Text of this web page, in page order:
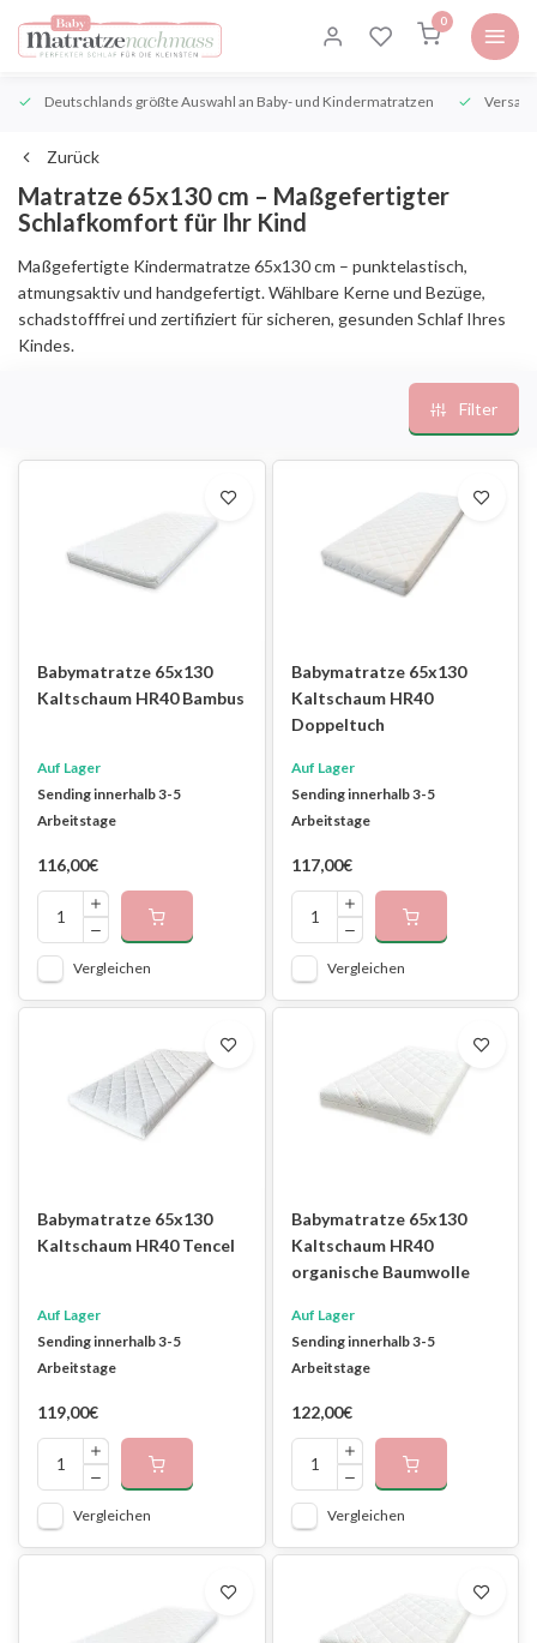
0
Deutschlands größte Auswahl an Baby- und Kindermatratzen
Zurück
Matratze 65x130 cm – Maßgefertigter
Schlafkomfort für Ihr Kind
Maßgefertigte Kindermatratze 65x130 cm – punktelastisch,
atmungsaktiv und handgefertigt. Wählbare Kerne und Bezüge,
schadstofffrei und zertifiziert für sicheren, gesunden Schlaf Ihres
Kindes.
Filter
Babymatratze 65x130
Kaltschaum HR40 Bambus
Auf Lager
Sending innerhalb 3-5
Arbeitstage
116,00€
Vergleichen
Babymatratze 65x130
Kaltschaum HR40
Doppeltuch
Auf Lager
Sending innerhalb 3-5
Arbeitstage
117,00€
Vergleichen
Babymatratze 65x130
Kaltschaum HR40 Tencel
Auf Lager
Sending innerhalb 3-5
Arbeitstage
119,00€
Vergleichen
Babymatratze 65x130
Kaltschaum HR40
organische Baumwolle
Auf Lager
Sending innerhalb 3-5
Arbeitstage
122,00€
Vergleichen